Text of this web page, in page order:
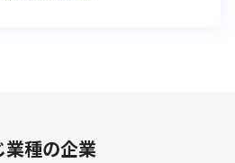
業種の企業